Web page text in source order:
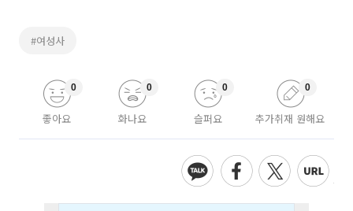
#여성사
좋아요
0
화나요
0
슬퍼요
0
추가취재 원해요
0